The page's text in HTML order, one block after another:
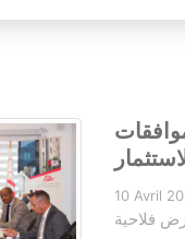
10 Avril
فلاحية